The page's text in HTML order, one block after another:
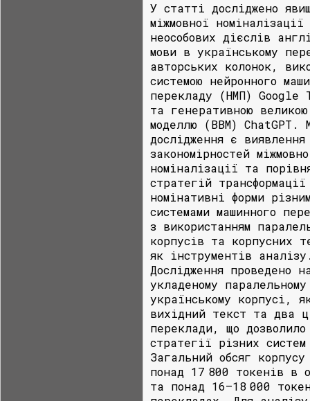
У статті досліджено
міжмовної
неособових дієслів
мови в українському
авторських колонок,
системою нейронного
перекладу (НМП) Google
та генеративною
моделлю (ВВМ) ChatGPT.
дослідження є виявлення
закономірностей
номіналізації та
стратегій
номінативні форми
системами машинного
з використанням
корпусів та корпусних
як інструментів
Дослідження проведено
укладеному
українському корпусі,
вихідний текст та два
переклади, що дозволило
стратегії різних
Загальний обсяг корпусу
понад 17 800 токенів в
та понад 16–18 000